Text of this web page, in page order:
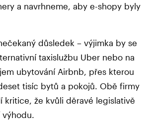
a navrhneme, aby e-shopy byly
důsledek – výjimka by se
taxislužbu Uber nebo na
ubytování Airbnb, přes kterou
tisíc bytů a pokojů. Obě firmy
kritice, že kvůli děravé legislativě